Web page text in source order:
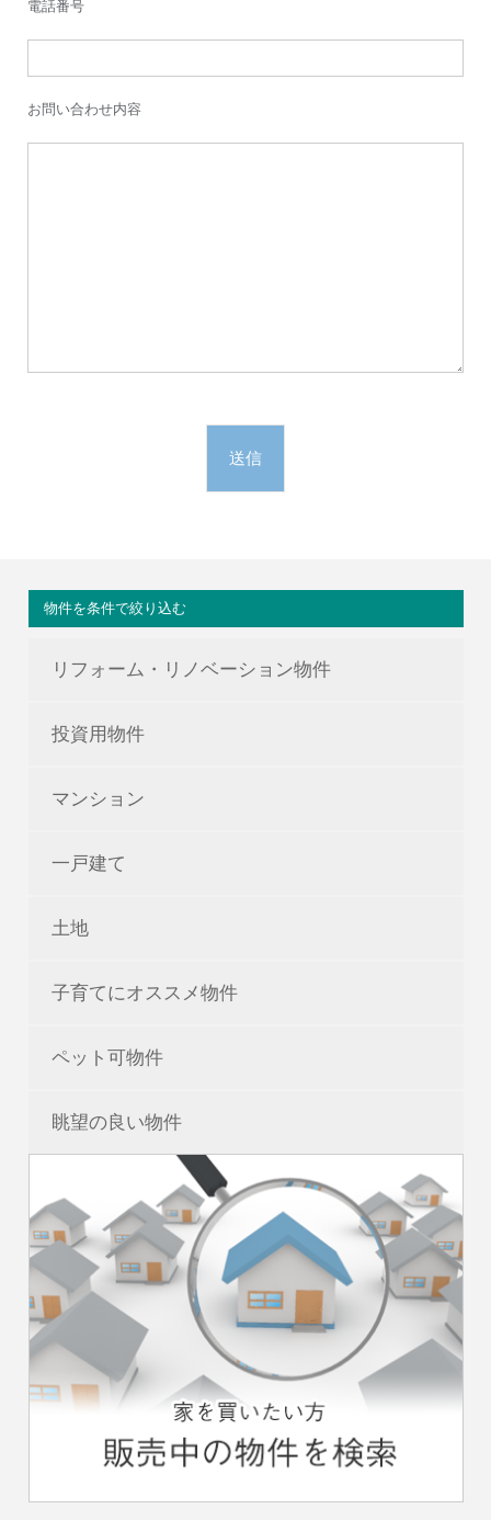
電話番号
お問い合わせ内容
物件を条件で絞り込む
リフォーム・リノベーション物件
投資用物件
マンション
一戸建て
土地
子育てにオススメ物件
ペット可物件
眺望の良い物件